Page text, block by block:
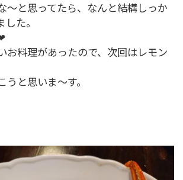
～と思ってたら、なんと結構しっか
た。
お料理があったので、次回はレモン
と思いま～す。